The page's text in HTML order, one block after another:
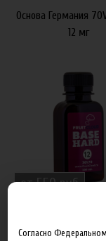
Основа Германия
12 мг
от 550 руб
Основа Германия
12 мг
Согласно